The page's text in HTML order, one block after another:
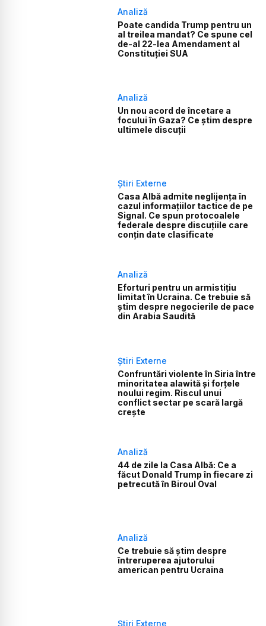
Analiză
Poate candida Trump pentru un
al treilea mandat? Ce spune cel
de-al 22-lea Amendament al
Constituției SUA
Analiză
Un nou acord de încetare a
focului în Gaza? Ce știm despre
ultimele discuții
Știri Externe
Casa Albă admite neglijența în
cazul informațiilor tactice de pe
Signal. Ce spun protocoalele
federale despre discuțiile care
conțin date clasificate
Analiză
Eforturi pentru un armistițiu
limitat în Ucraina. Ce trebuie să
știm despre negocierile de pace
din Arabia Saudită
Știri Externe
Confruntări violente în Siria între
minoritatea alawită și forțele
noului regim. Riscul unui
conflict sectar pe scară largă
crește
Analiză
44 de zile la Casa Albă: Ce a
făcut Donald Trump în fiecare zi
petrecută în Biroul Oval
Analiză
Ce trebuie să știm despre
întreruperea ajutorului
american pentru Ucraina
Știri Externe